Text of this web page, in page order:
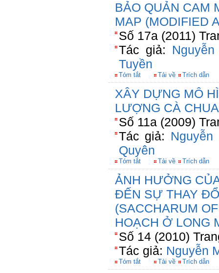
BẢO QUẢN CAM
MAP (MODIFIED
Số 17a (2011)
Tác giả:
Tuyền
Tóm tắt Tải về Trích dẫn
XÂY DỰNG MÔ
LƯỢNG CÀ
Số 11a (2009)
Tác giả: Nguyễn
Quyên
Tóm tắt Tải về Trích dẫn
ẢNH HƯỞNG
ĐẾN SỰ THAY
(SACCHARUM
HOẠCH Ở LONG
Số 14 (2010)
Tác giả: Nguyễn
Tóm tắt Tải về Trích dẫn